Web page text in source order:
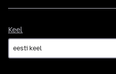
Keel